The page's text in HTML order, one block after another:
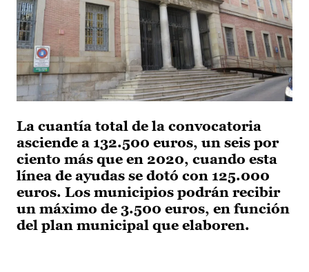
La cuantía total de la convocatoria
asciende a 132.500 euros, un seis por
ciento más que en 2020, cuando esta
línea de ayudas se dotó con 125.000
euros. Los municipios podrán recibir
un máximo de 3.500 euros, en función
del plan municipal que elaboren.